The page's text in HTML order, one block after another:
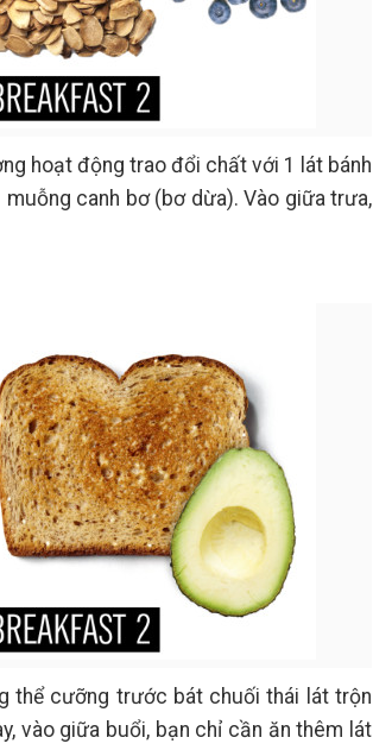
hoạt động trao đổi chất với 1 lát bánh
canh bơ (bơ dừa). Vào giữa trưa,
thể cưỡng trước bát chuối thái lát trộn
vào giữa buổi, bạn chỉ cần ăn thêm lát